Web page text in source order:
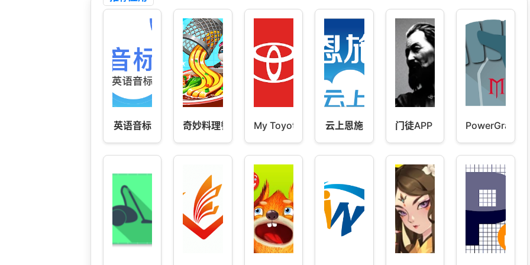
英语音标 奇妙料理餐厅 My Toyota 云上恩施 门徒APP v2.2502PowerGrasp